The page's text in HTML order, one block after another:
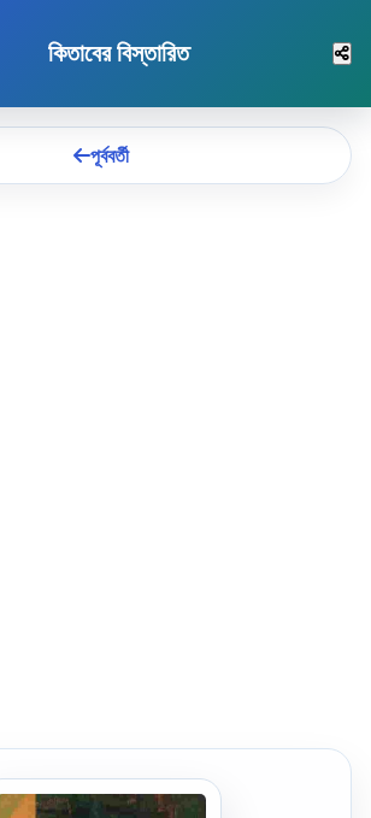
কিতাবের বিস্তারিত
পূর্ববর্তী